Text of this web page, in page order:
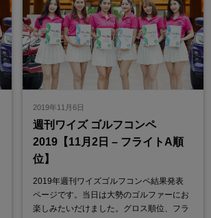
2019年11月6日
週刊ワイズ ゴルフコンペ
2019【11月2日 – フライトA順
位】
2019年週刊ワイズゴルフコンペ結果発表
ページです。当日は大勢のゴルファーにお
楽しみたいだけました。グロス順位、フラ